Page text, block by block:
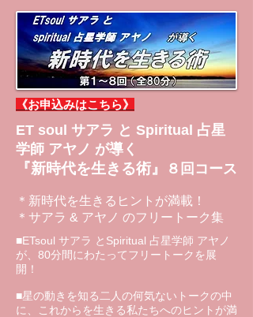
《お申込みはこちら》
ET soul サアラ と Spiritual 占星
学師 アヤノ が導く
『新時代を生きる術』 ８回コース
＊新時代を生きるヒントが満載！
＊サアラ & アヤノ のフリートーク集
■ETsoul サアラ とSpiritual 占星学師 アヤノ
が、80分間にわたってフリートークを展
開！
■星の動きを知る二人の何気ないトークの中
に、これからを生きる私たちへのヒントが満